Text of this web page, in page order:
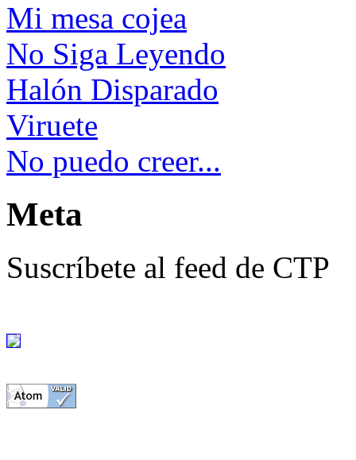
Mi mesa cojea
No Siga Leyendo
Halón Disparado
Viruete
No puedo creer...
Meta
Suscríbete al feed de CTP